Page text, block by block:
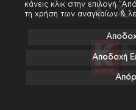
κάνεις κλικ στην επιλογή
τη χρήση των αναγκαίων &
Αποδοχή